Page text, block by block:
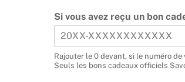
Si vous avez reçu un bon
Rajouter le 0 devant, si le numéro
Seuls les bons cadeaux officiels